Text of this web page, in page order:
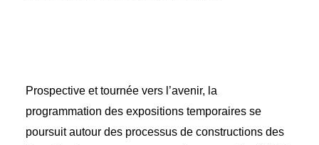
Prospective et tournée vers l’avenir, la
programmation des expositions temporaires se
poursuit autour des processus de constructions des